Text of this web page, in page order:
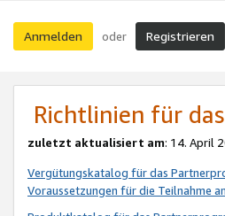
Anmelden oder Registrieren
Richtlinien für
zuletzt aktualisiert am: 14. April
Vergütungskatalog für das
Voraussetzungen für die Teilnahme